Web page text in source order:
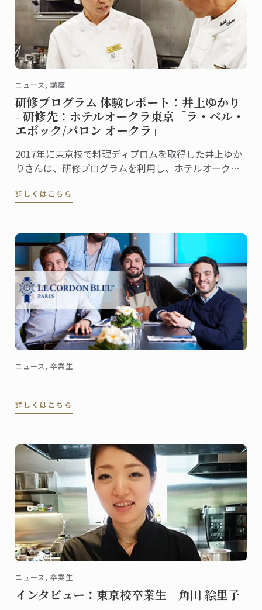
ニュース, 講座
研修プログラム 体験レポート：井上ゆかり
- 研修先：ホテルオークラ東京「ラ・ベル・
エポック/バロン オークラ」
2017年に東京校で料理ディプロムを取得した井上ゆか
りさんは、研修プログラムを利用し、ホテルオークラ
ル・エポック/バロン オークラ」で現場研修を行いまし
詳しくはこちら
ニュース, 卒業生
詳しくはこちら
ニュース, 卒業生
インタビュー：東京校卒業生 角田 絵里子